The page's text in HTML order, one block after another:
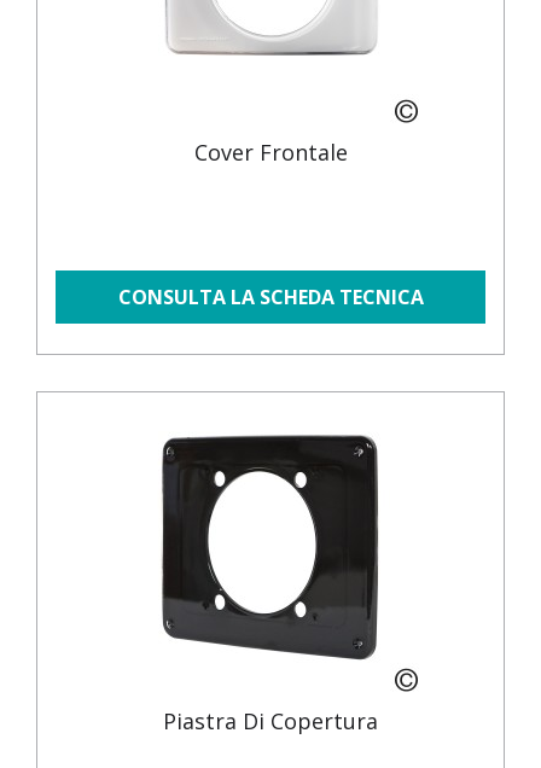
Cover Frontale
CONSULTA LA SCHEDA TECNICA
Piastra Di Copertura